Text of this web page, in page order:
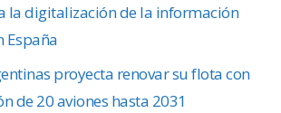
la digitalización de la información
España
proyecta renovar su flota con
de 20 aviones hasta 2031